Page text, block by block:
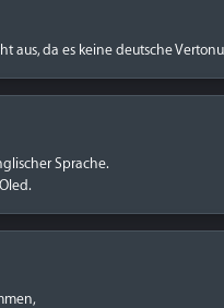
aus, da es keine deutsche
Sprache.